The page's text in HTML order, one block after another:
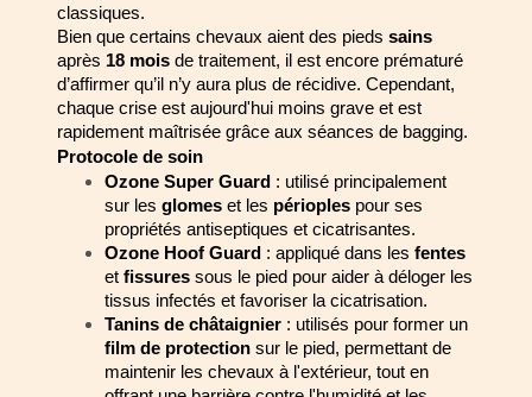
classiques.
Bien que certains chevaux aient des pieds sains
après 18 mois de traitement, il est encore prématuré
d’affirmer qu’il n’y aura plus de récidive. Cependant,
chaque crise est aujourd'hui moins grave et est
rapidement maîtrisée grâce aux séances de bagging.
Protocole de soin
Ozone Super Guard : utilisé principalement
sur les glomes et les périoples pour ses
propriétés antiseptiques et cicatrisantes.
Ozone Hoof Guard : appliqué dans les fentes
et fissures sous le pied pour aider à déloger les
tissus infectés et favoriser la cicatrisation.
Tanins de châtaignier
film de protection sur le pied, permettant de
maintenir les chevaux à l'extérieur, tout en